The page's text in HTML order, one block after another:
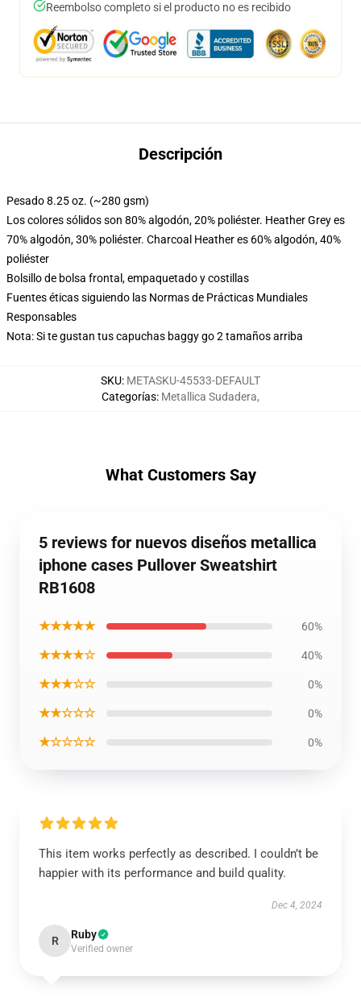
Reembolso completo si el producto no es recibido
Descripción
Pesado 8.25 oz. (~280 gsm)
Los colores sólidos son 80% algodón, 20% poliéster. Heather Grey es
70% algodón, 30% poliéster. Charcoal Heather es 60% algodón, 40%
poliéster
Bolsillo de bolsa frontal, empaquetado y costillas
Fuentes éticas siguiendo las Normas de Prácticas Mundiales
Responsables
Nota: Si te gustan tus capuchas baggy go 2 tamaños arriba
SKU: METASKU-45533-DEFAULT
Categorías: Metallica Sudadera,
What Customers Say
5 reviews for nuevos diseños metallica
iphone cases Pullover Sweatshirt
RB1608
★★★★★ 60%
★★★★☆ 40%
★★★☆☆ 0%
★★☆☆☆ 0%
★☆☆☆☆ 0%
This item works perfectly as described. I couldn’t be
happier with its performance and build quality.
Dec 4, 2024
R Ruby
Verified owner